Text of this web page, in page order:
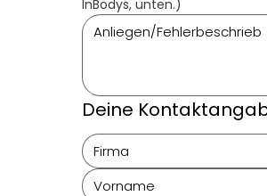
InBodys, unten.)
Deine